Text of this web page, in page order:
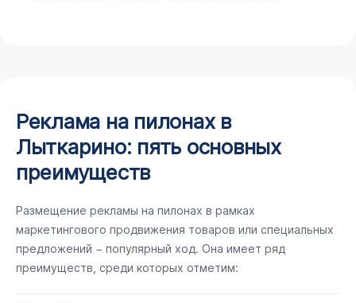
Реклама на пилонах в
Лыткарино: пять основных
преимуществ
Размещение рекламы на пилонах в рамках
маркетингового продвижения товаров или специальных
предложений − популярный ход. Она имеет ряд
преимуществ, среди которых отметим: